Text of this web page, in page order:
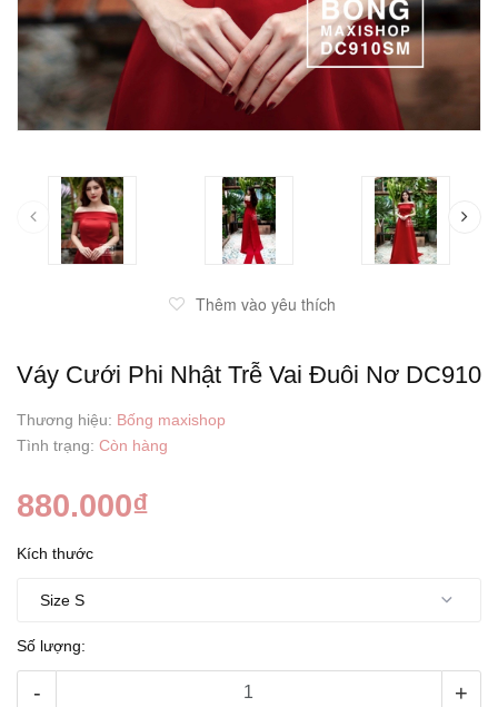
prev
Thêm vào yêu thích
Váy Cưới Phi Nhật Trễ Vai Đuôi Nơ DC910
Thương hiệu: Bống maxishop
Tình trạng: Còn hàng
880.000₫
Kích thước
Số lượng:
- +